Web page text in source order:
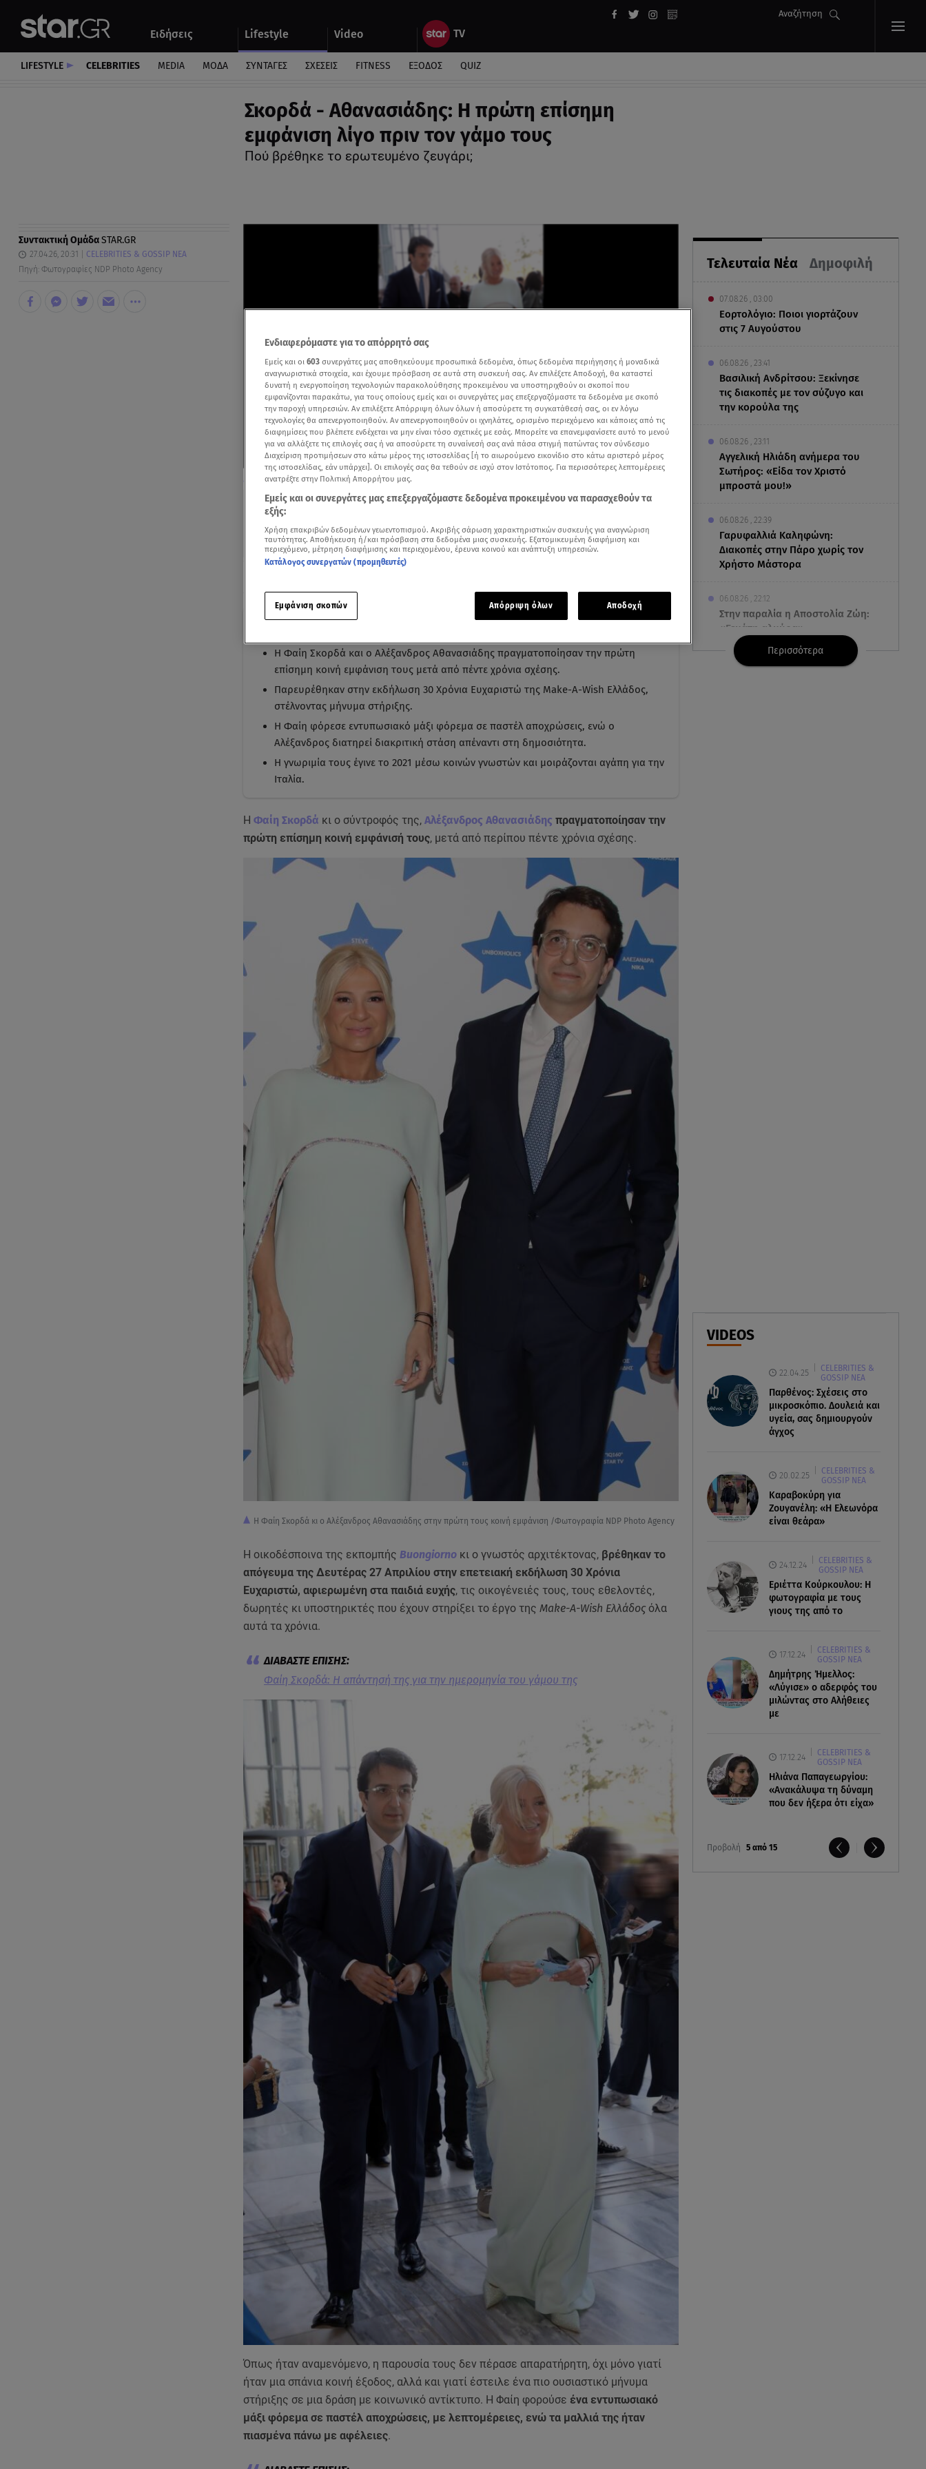
Ειδήσεις Lifestyle Video
Αναζήτηση
Αυτοκίνητο
LIFESTYLE CELEBRITIES MEDIA ΜΟΔΑ ΣΥΝΤΑΓΕΣ ΣΧΕΣΕΙΣ FITNESS ΕΞΟΔΟΣ QUIZ
Σκορδά - Αθανασιάδης: Η πρώτη επίσημη
εμφάνιση λίγο πριν τον γάμο τους
Πού βρέθηκε το ερωτευμένο ζευγάρι;
Τελευταία Νέα Δημοφιλή
07.08.26 , 03:00
Εορτολόγιο: Ποιοι γιορτάζουν
στις 7 Αυγούστου
06.08.26 , 23:41
Βασιλική Ανδρίτσου: Ξεκίνησε
τις διακοπές με τον σύζυγο και
την κορούλα της
06.08.26 , 23:11
Αγγελική Ηλιάδη ανήμερα του
Σωτήρος: «Είδα τον Χριστό
μπροστά μου!»
06.08.26 , 22:39
Γαρυφαλλιά Καληφώνη:
Διακοπές στην Πάρο χωρίς τον
Χρήστο Μάστορα
06.08.26 , 22:12
Στην παραλία η Αποστολία Ζώη:
«Γεμάτη αλμύρα»
06.08.26 , 22:10
κούραση του χειμώνα»
06.08.26 , 20:04
Σαμοθράκη: Συγκλονιστική
διάσωση 15χρονης από
δύσβατο φαράγγι
Περισσότερα
VIDEOS
22.04.25
CELEBRITIES &
GOSSIP ΝΕΑ
Παρθένος: Σχέσεις στο
μικροσκόπιο. Δουλειά και
υγεία, σας δημιουργούν
άγχος
20.02.25
CELEBRITIES &
GOSSIP ΝΕΑ
Καραβοκύρη για
Ζουγανέλη: «Η Ελεωνόρα
είναι θεάρα»
24.12.24
CELEBRITIES &
GOSSIP ΝΕΑ
Εριέττα Κούρκουλου: Η
φωτογραφία με τους
γιους της από το
17.12.24
CELEBRITIES &
GOSSIP ΝΕΑ
Δημήτρης Ήμελλος:
«Λύγισε» ο αδερφός του
μιλώντας στο Αλήθειες
με
17.12.24
CELEBRITIES &
GOSSIP ΝΕΑ
Ηλιάνα Παπαγεωργίου:
«Ανακάλυψα τη δύναμη
που δεν ήξερα ότι είχα»
Προβολή 5 από 15
Συντακτική ΟμάδαSTAR.GR
27.04.26, 20:31
CELEBRITIES & GOSSIP ΝΕΑ
Πηγή: Φωτογραφίες NDP Photo Agency
Δείτε όλες τις φωτογραφίες της Φαίης Σκορδά και του Αλέξανδρου Αθανασιάδη
Δείτε περισσότερα άρθρα μας στα αποτελέσματα αναζήτησης
Add star.gr on Google
Με μια ματιά-
Η Φαίη Σκορδά και ο Αλέξανδρος Αθανασιάδης πραγματοποίησαν την πρώτη
επίσημη κοινή εμφάνιση τους μετά από πέντε χρόνια σχέσης.
Παρευρέθηκαν στην εκδήλωση 30 Χρόνια Ευχαριστώ της Make-A-Wish Ελλάδος,
στέλνοντας μήνυμα στήριξης.
Η Φαίη φόρεσε εντυπωσιακό μάξι φόρεμα σε παστέλ αποχρώσεις, ενώ ο
Αλέξανδρος διατηρεί διακριτική στάση απέναντι στη δημοσιότητα.
Η γνωριμία τους έγινε το 2021 μέσω κοινών γνωστών και μοιράζονται αγάπη για την
Ιταλία.
Η Φαίη Σκορδά κι ο σύντροφός της, Αλέξανδρος Αθανασιάδης πραγματοποίησαν την
πρώτη επίσημη κοινή εμφάνισή τους, μετά από περίπου πέντε χρόνια σχέσης.
Η Φαίη Σκορδά κι ο Αλέξανδρος Αθανασιάδης στην πρώτη τους κοινή εμφάνιση /Φωτογραφία NDP Photo Agency
Η οικοδέσποινα της εκπομπής Buongiorno κι ο γνωστός αρχιτέκτονας, βρέθηκαν το
απόγευμα της Δευτέρας 27 Απριλίου στην επετειακή εκδήλωση 30 Χρόνια
Ευχαριστώ, αφιερωμένη στα παιδιά ευχής, τις οικογένειές τους, τους εθελοντές,
δωρητές κι υποστηρικτές που έχουν στηρίξει το έργο της Make-A-Wish Ελλάδοςόλα
αυτά τα χρόνια.
Φαίη Σκορδά: Η απάντησή της για την ημερομηνία του γάμου της
Όπως ήταν αναμενόμενο, η παρουσία τους δεν πέρασε απαρατήρητη, όχι μόνο γιατί
ήταν μια σπάνια κοινή έξοδος, αλλά και γιατί έστειλε ένα πιο ουσιαστικό μήνυμα
στήριξης σε μια δράση με κοινωνικό αντίκτυπο. Η Φαίη φορούσε ένα εντυπωσιακό
μάξι φόρεμα σε παστέλ αποχρώσεις, με λεπτομέρειες, ενώ τα μαλλιά της ήταν
πιασμένα πάνω με αφέλειες.
Ενδιαφερόμαστε για το απόρρητό σας
Εμείς και οι 603 συνεργάτες μας αποθηκεύουμε προσωπικά δεδομένα, όπως δεδομένα περιήγησης ή μοναδικά
αναγνωριστικά στοιχεία, και έχουμε πρόσβαση σε αυτά στη συσκευή σας. Αν επιλέξετε Αποδοχή, θα καταστεί
δυνατή η ενεργοποίηση τεχνολογιών παρακολούθησης προκειμένου να υποστηριχθούν οι σκοποί που
εμφανίζονται παρακάτω, για τους οποίους εμείς και οι συνεργάτες μας επεξεργαζόμαστε τα δεδομένα με σκοπό
την παροχή υπηρεσιών. Αν επιλέξετε Απόρριψη όλων όλων ή αποσύρετε τη συγκατάθεσή σας, οι εν λόγω
τεχνολογίες θα απενεργοποιηθούν. Αν απενεργοποιηθούν οι ιχνηλάτες, ορισμένο περιεχόμενο και κάποιες από τις
διαφημίσεις που βλέπετε ενδέχεται να μην είναι τόσο σχετικές με εσάς. Μπορείτε να επανεμφανίσετε αυτό το μενού
για να αλλάξετε τις επιλογές σας ή να αποσύρετε τη συναίνεσή σας ανά πάσα στιγμή πατώντας τον σύνδεσμο
Διαχείριση προτιμήσεων στο κάτω μέρος της ιστοσελίδας [ή το αιωρούμενο εικονίδιο στο κάτω αριστερό μέρος
της ιστοσελίδας, εάν υπάρχει]. Οι επιλογές σας θα τεθούν σε ισχύ στον Ιστότοπος. Για περισσότερες λεπτομέρειες
ανατρέξτε στην Πολιτική Απορρήτου μας.
Εμείς και οι συνεργάτες μας επεξεργαζόμαστε δεδομένα προκειμένου να παρασχεθούν τα
εξής:
Χρήση επακριβών δεδομένων γεωεντοπισμού. Ακριβής σάρωση χαρακτηριστικών συσκευής για αναγνώριση
ταυτότητας. Αποθήκευση ή/και πρόσβαση στα δεδομένα μιας συσκευής. Εξατομικευμένη διαφήμιση και
περιεχόμενο, μέτρηση διαφήμισης και περιεχομένου, έρευνα κοινού και ανάπτυξη υπηρεσιών.
Κατάλογος συνεργατών (προμηθευτές)
Εμφάνιση σκοπών Απόρριψη όλων Αποδοχή